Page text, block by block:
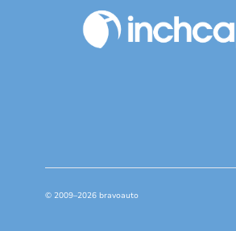
© 2009–2026 bravoauto